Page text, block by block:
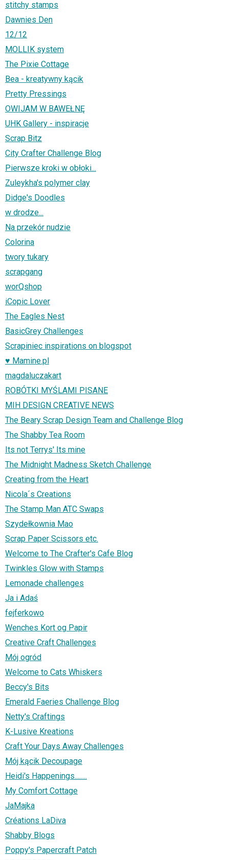
stitchy stamps
Dawnies Den
12/12
MOLLIK system
The Pixie Cottage
Bea - kreatywny kącik
Pretty Pressings
OWIJAM W BAWEŁNĘ
UHK Gallery - inspiracje
Scrap Bitz
City Crafter Challenge Blog
Pierwsze kroki w obłoki...
Zuleykha's polymer clay
Didge's Doodles
w drodze...
Na przekór nudzie
Colorina
twory tukary
scrapgang
worQshop
iCopic Lover
The Eagles Nest
BasicGrey Challenges
Scrapiniec inspirations on blogspot
♥ Mamine.pl
magdaluczakart
ROBÓTKI MYŚLAMI PISANE
MIH DESIGN CREATIVE NEWS
The Beary Scrap Design Team and Challenge Blog
The Shabby Tea Room
Its not Terrys' Its mine
The Midnight Madness Sketch Challenge
Creating from the Heart
Nicola´s Creations
The Stamp Man ATC Swaps
Szydełkownia Mao
Scrap Paper Scissors etc.
Welcome to The Crafter's Cafe Blog
Twinkles Glow with Stamps
Lemonade challenges
Ja i Adaś
fejferkowo
Wenches Kort og Papir
Creative Craft Challenges
Mój ogród
Welcome to Cats Whiskers
Beccy's Bits
Emerald Faeries Challenge Blog
Netty's Craftings
K-Lusive Kreations
Craft Your Days Away Challenges
Mój kącik Decoupage
Heidi's Happenings........
My Comfort Cottage
JaMajka
Créations LaDiva
Shabby Blogs
Poppy's Papercraft Patch